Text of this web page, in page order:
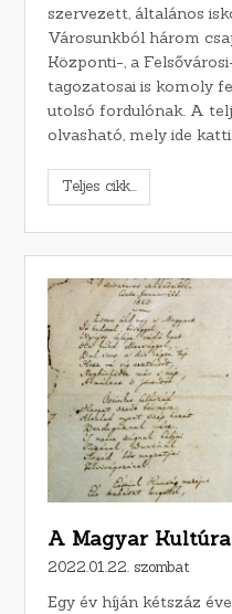
szervezett, általános
Városunkból három
Központi-, a
tagozatosai is komoly
utolsó fordulónak. A
olvasható, mely ide
Teljes cikk...
A Magyar Kultúra
2022.01.22. szombat
Egy év híján kétszáz